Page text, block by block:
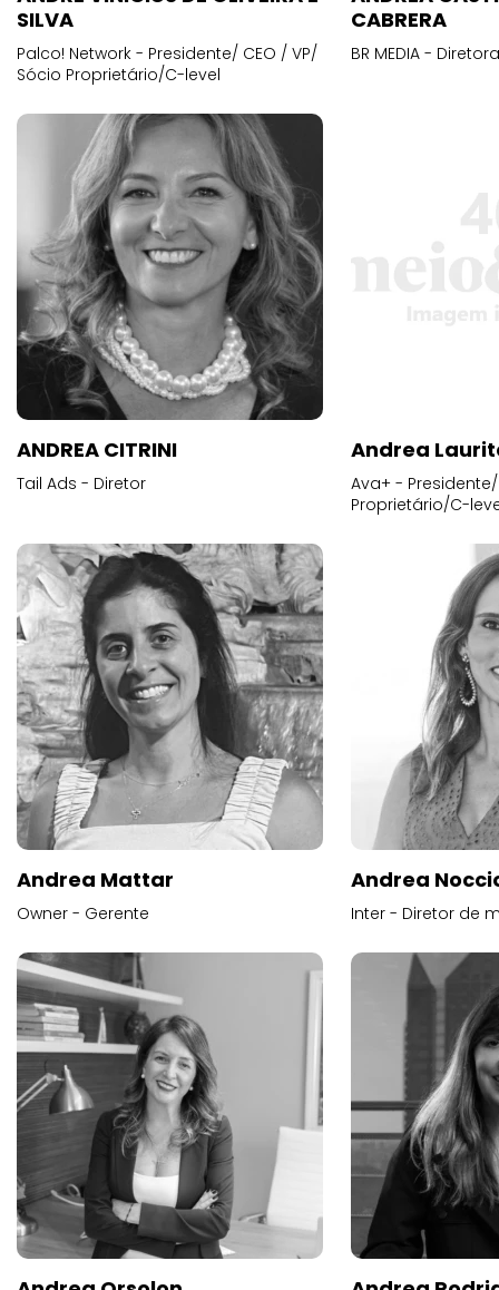
SILVA
Palco! Network - Presidente/ CEO / VP/
Sócio Proprietário/C-level
CABRERA
BR MEDIA -
ANDREA CITRINI
Tail Ads - Diretor
Andrea
Ava+ -
Proprietário/C-
Andrea Mattar
Owner - Gerente
Andrea
Inter - Diretor de